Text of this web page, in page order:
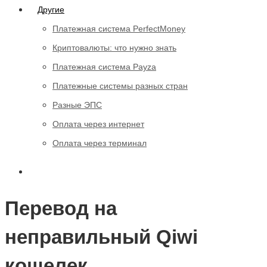
Другие
Платежная система PerfectMoney
Криптовалюты: что нужно знать
Платежная система Payza
Платежные системы разных стран
Разные ЭПС
Оплата через интернет
Оплата через терминал
Перевод на
неправильный Qiwi